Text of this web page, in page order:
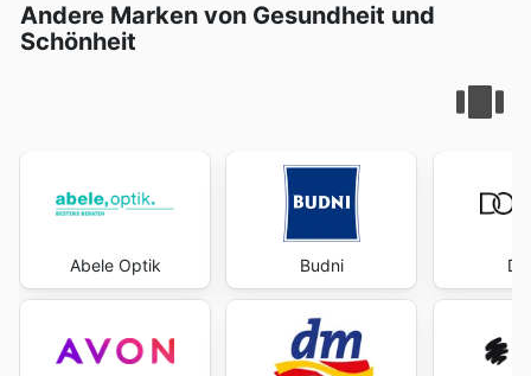
Andere Marken von Gesundheit und
Schönheit
Abele Optik Budni